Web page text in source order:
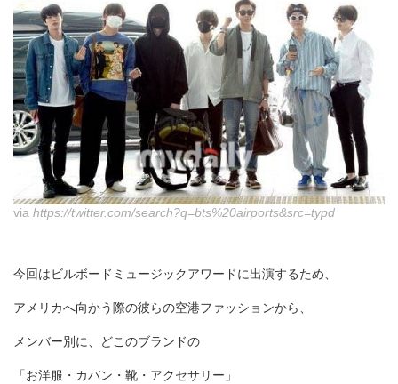
via https://twitter.com/search?q=bts%20airports&src=typd
今回はビルボードミュージックアワードに出演するため、
アメリカへ向かう際の彼らの空港ファッションから、
メンバー別に、どこのブランドの
「お洋服・カバン・靴・アクセサリー」